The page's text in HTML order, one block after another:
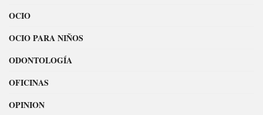
OCIO
OCIO PARA NIÑOS
ODONTOLOGÍA
OFICINAS
OPINION